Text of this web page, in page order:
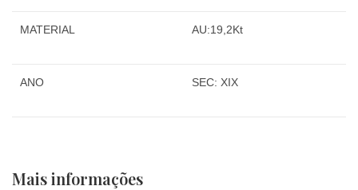
MATERIAL AU:19,2Kt
ANO SEC: XIX
Mais informações